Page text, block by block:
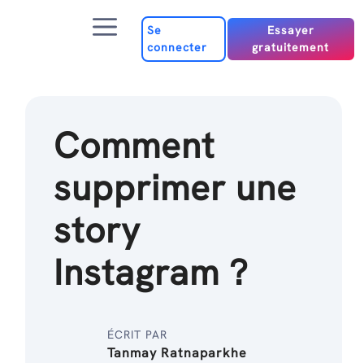
Menu
Se
connecter
Essayer
gratuitement
Comment
supprimer une
story
Instagram ?
ÉCRIT PAR
Tanmay Ratnaparkhe